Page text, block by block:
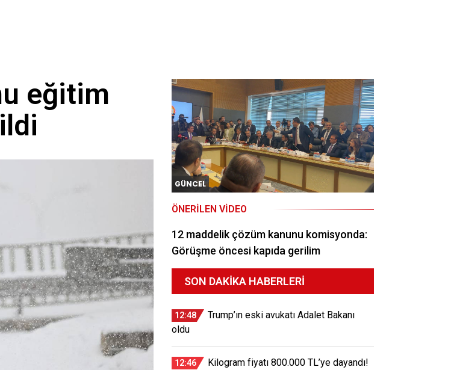
eğitim
GÜNCEL
ÖNERILEN VIDEO
12 maddelik çözüm kanunu komisyonda:
Görüşme öncesi kapıda gerilim
SON DAKIKA HABERLERI
12:48
Trump’ın eski avukatı Adalet Bakanı
oldu
12:46
Kilogram fiyatı 800.000 TL’ye dayandı!